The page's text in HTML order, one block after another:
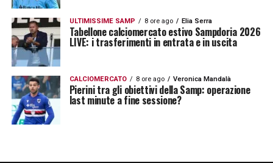
spinta dovrà essere sfruttata in vista del
rush finale che condurrà poi alla seconda
fase del campionato, iplayoff.
LA PLAYLIST DELLE NOSTRE TOP NEWS
ULTIMISSIME SAMP 8 ore ago Elia Serra
Tabellone calciomercato estivo Sampdoria 2026
LIVE: i trasferimenti in entrata e in uscita
CALCIOMERCATO 8 ore ago Veronica Mandalà
Pierini tra gli obiettivi della Samp: operazione
last minute a fine sessione?